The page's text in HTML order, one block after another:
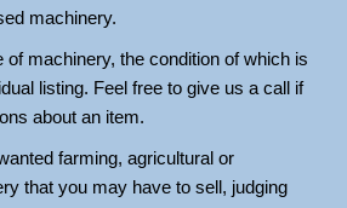
machinery.
of machinery, the condition of which is
listing. Feel free to give us a call if
about an item.
farming, agricultural or
that you may have to sell, judging